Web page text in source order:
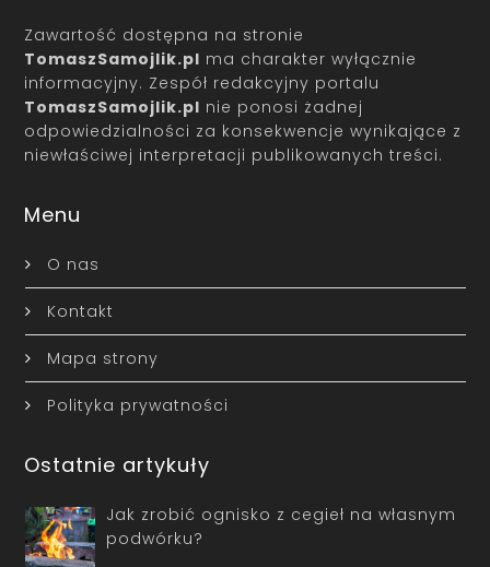
Zawartość dostępna na stronie
TomaszSamojlik.pl ma charakter wyłącznie
informacyjny. Zespół redakcyjny portalu
TomaszSamojlik.pl nie ponosi żadnej
odpowiedzialności za konsekwencje wynikające z
niewłaściwej interpretacji publikowanych treści.
Menu
O nas
Kontakt
Mapa strony
Polityka prywatności
Ostatnie artykuły
Jak zrobić ognisko z cegieł na własnym
podwórku?